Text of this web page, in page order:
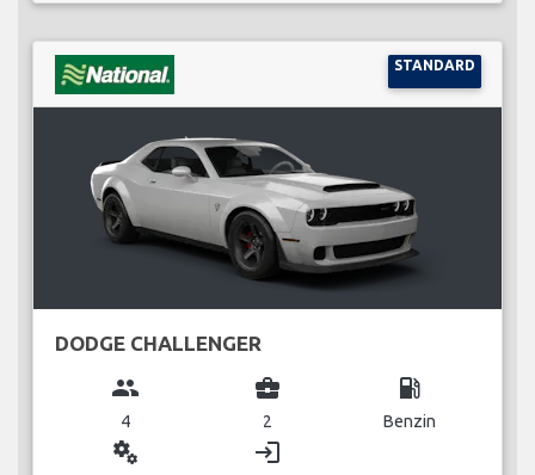
STANDARD
DODGE CHALLENGER
group
4
business_center
2
local_gas_station
Benzin
miscellaneous_services login